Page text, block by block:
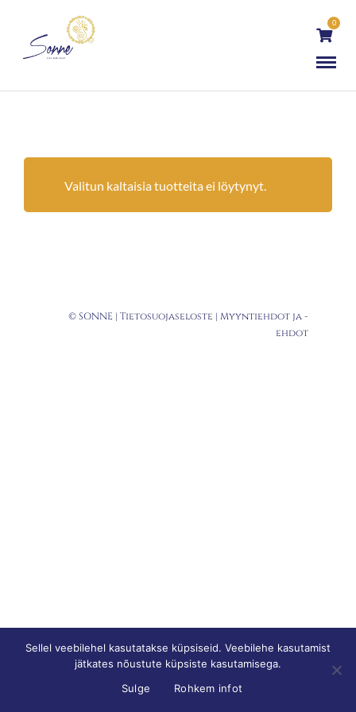
0
Valitun kaltaisia tuotteita ei löytynyt.
© SONNE | Tietosuojaseloste | Myyntiehdot ja -
ehdot
Sellel veebilehel kasutatakse küpsiseid. Veebilehe kasutamist
jätkates nõustute küpsiste kasutamisega.
Sulge
Rohkem infot